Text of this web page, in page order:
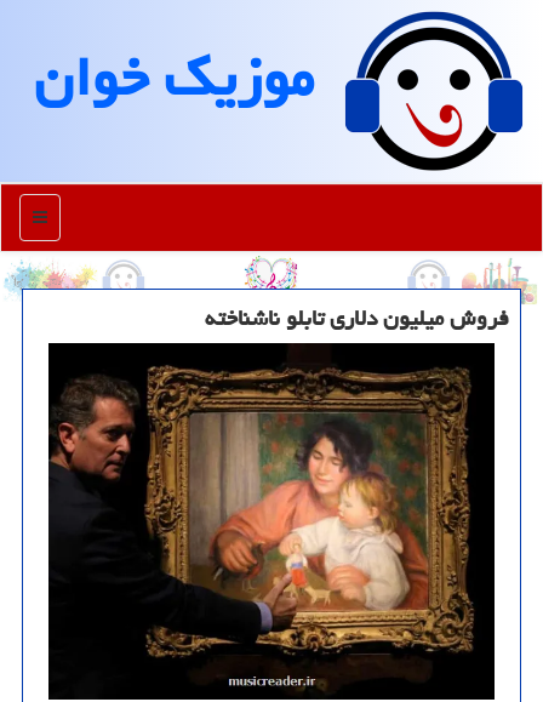
موزیك خوان
منو
فروش میلیون دلاری تابلو ناشناخته